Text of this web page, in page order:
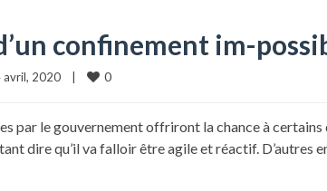
confinement im-
avril, 2020 0
par le gouvernement offriront la chance à certains
dire qu’il va falloir être agile et réactif. D’autres